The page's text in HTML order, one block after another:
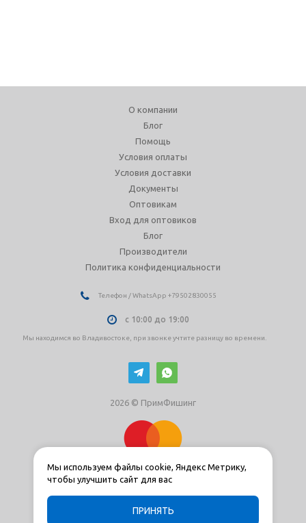
О компании
Блог
Помощь
Условия оплаты
Условия доставки
Документы
Оптовикам
Вход для оптовиков
Блог
Производители
Политика конфиденциальности
Телефон / WhatsApp +79502830055
с 10:00 до 19:00
Мы находимся во Владивостоке, при звонке учтите разницу во времени.
2026 © ПримФишинг
Мы используем файлы cookie, Яндекс Метрику,
чтобы улучшить сайт для вас
ПРИНЯТЬ